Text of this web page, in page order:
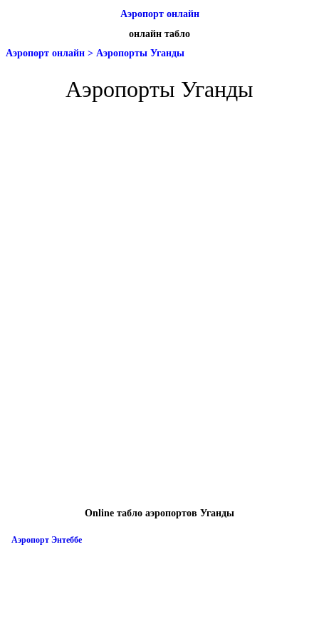
Аэропорт онлайн
онлайн табло
Аэропорт онлайн > Аэропорты Уганды
Аэропорты Уганды
Online табло аэропортов Уганды
Аэропорт Энтеббе